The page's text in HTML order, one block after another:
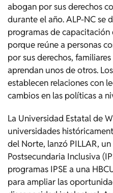
abogan por sus derechos
durante el año. ALP-NC se
programas de capacitación
porque reúne a personas
por sus derechos,
aprendan unos de otros.
establecen relaciones con
cambios en las políticas a
La Universidad Estatal de
universidades
del Norte, lanzó PILLAR,
Postsecundaria Inclusiva
programas IPSE a una
para ampliar las